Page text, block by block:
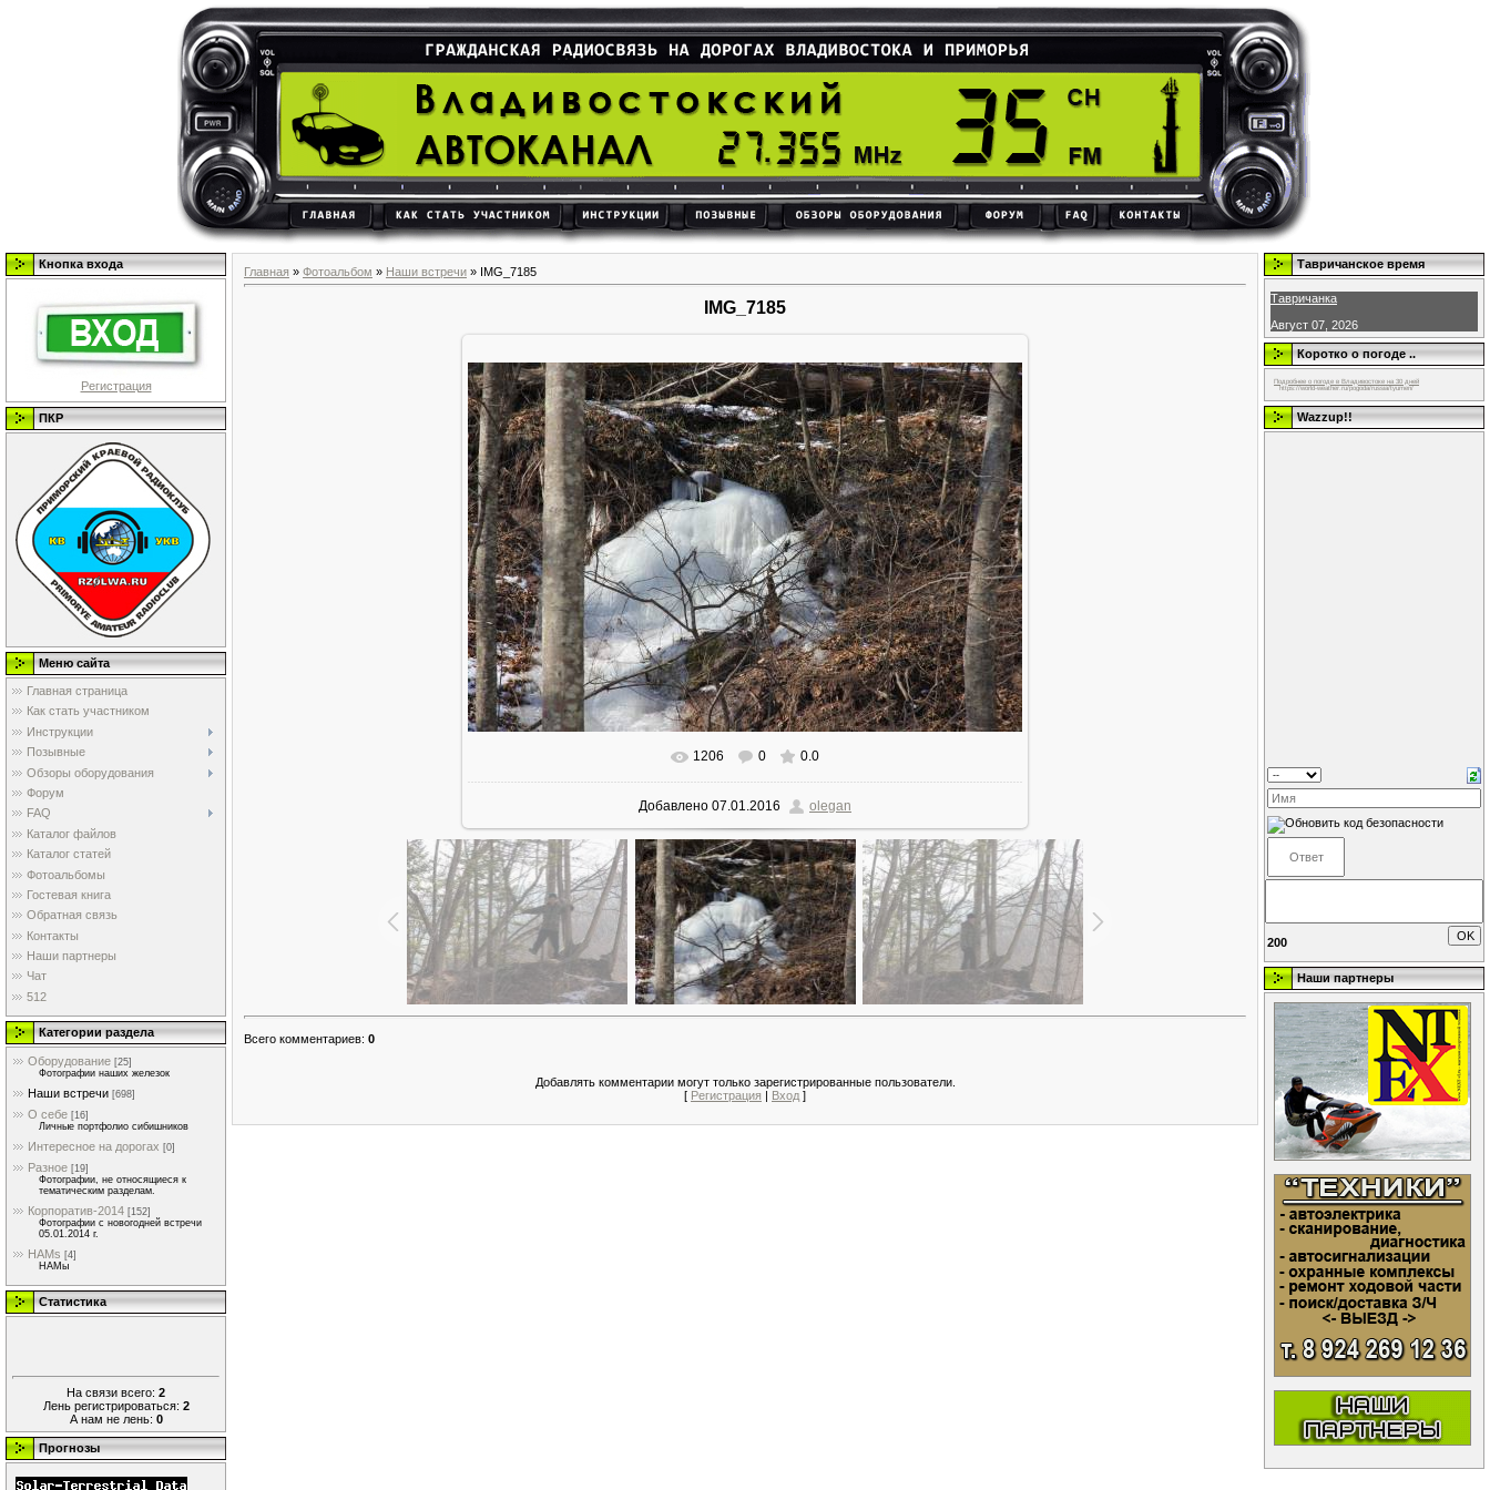
Кнопка входа
Регистрация
ПКР
Меню сайта
Главная страница
Как стать участником
Инструкции
Позывные
Обзоры оборудования
Форум
FAQ
Каталог файлов
Каталог статей
Фотоальбомы
Гостевая книга
Обратная связь
Контакты
Наши партнеры
Чат
512
Категории раздела
Оборудование [25]
Фотографии наших железок
Наши встречи [698]
О себе [16]
Личные портфолио сибишников
Интересное на дорогах [0]
Разное [19]
Фотографии, не относящиеся к
тематическим разделам.
Корпоратив-2014 [152]
Фотографии с новогодней встречи
05.01.2014 г.
HAMs [4]
HAMы
Статистика
На связи всего: 2
Лень регистрироваться: 2
А нам не лень: 0
Прогнозы
Главная » Фотоальбом » Наши встречи » IMG_7185
IMG_7185
В реальном размере 1600x1066
1206 0 0.0
Добавлено 07.01.2016 olegan
Всего комментариев: 0
Добавлять комментарии могут только зарегистрированные пользователи.
[ Регистрация | Вход ]
Тавричанское время
Тавричанка
Август 07, 2026
Коротко о погоде ..
Подробнее о погоде в Владивостоке на 30 дней
https://world-weather.ru/pogoda/russia/tyumen/
Wazzup!!
200
Наши партнеры